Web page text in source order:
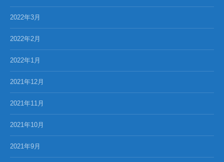
2022年3月
2022年2月
2022年1月
2021年12月
2021年11月
2021年10月
2021年9月